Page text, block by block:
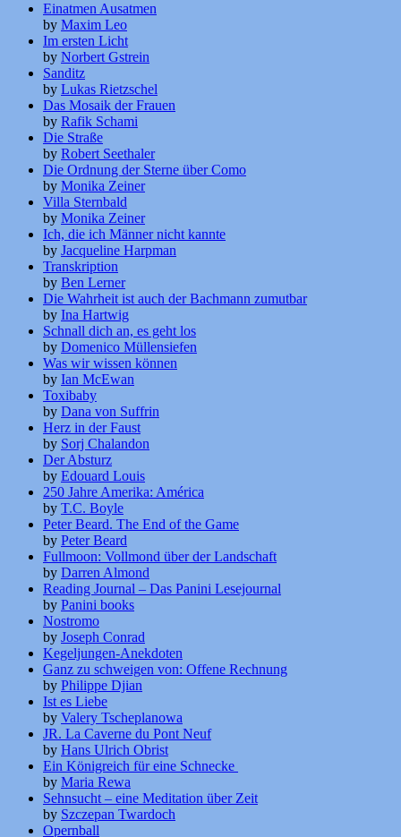
Einatmen Ausatmen
by Maxim Leo
Im ersten Licht
by Norbert Gstrein
Sanditz
by Lukas Rietzschel
Das Mosaik der Frauen
by Rafik Schami
Die Straße
by Robert Seethaler
Die Ordnung der Sterne über Como
by Monika Zeiner
Villa Sternbald
by Monika Zeiner
Ich, die ich Männer nicht kannte
by Jacqueline Harpman
Transkription
by Ben Lerner
Die Wahrheit ist auch der Bachmann zumutbar
by Ina Hartwig
Schnall dich an, es geht los
by Domenico Müllensiefen
Was wir wissen können
by Ian McEwan
Toxibaby
by Dana von Suffrin
Herz in der Faust
by Sorj Chalandon
Der Absturz
by Edouard Louis
250 Jahre Amerika: América
by T.C. Boyle
Peter Beard. The End of the Game
by Peter Beard
Fullmoon: Vollmond über der Landschaft
by Darren Almond
Reading Journal – Das Panini Lesejournal
by Panini books
Nostromo
by Joseph Conrad
Kegeljungen-Anekdoten
Ganz zu schweigen von: Offene Rechnung
by Philippe Djian
Ist es Liebe
by Valery Tscheplanowa
JR. La Caverne du Pont Neuf
by Hans Ulrich Obrist
Ein Königreich für eine Schnecke
by Maria Rewa
Sehnsucht – eine Meditation über Zeit
by Szczepan Twardoch
Opernball